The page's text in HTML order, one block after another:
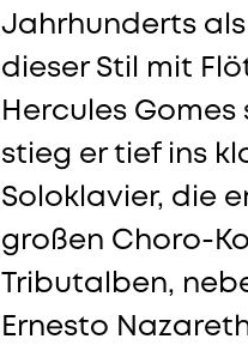
Jahrhunderts als
dieser Stil mit
Hercules
stieg er tief ins
Soloklavier, die
großen Choro-
Tributalben,
Ernesto